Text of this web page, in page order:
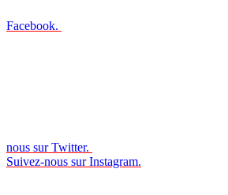
Facebook.
nous sur Twitter.
Suivez-nous sur Instagram.